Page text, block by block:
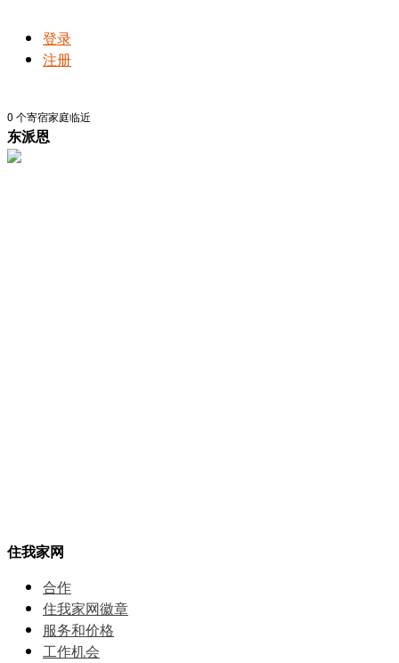
登录
注册
0 个寄宿家庭临近
东派恩
住我家网
合作
住我家网徽章
服务和价格
⼯作机会